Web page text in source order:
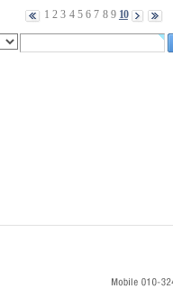
1 2 3 4 5 6 7 8 9 10